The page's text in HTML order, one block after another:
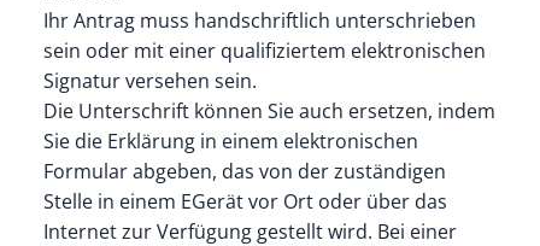
Ihr Antrag muss handschriftlich unterschrieben
sein oder mit einer qualifiziertem elektronischen
Signatur versehen sein.
Die Unterschrift können Sie auch ersetzen, indem
Sie die Erklärung in einem elektronischen
Formular abgeben, das von der zuständigen
Stelle in einem EGerät vor Ort oder über das
Internet zur Verfügung gestellt wird. Bei einer